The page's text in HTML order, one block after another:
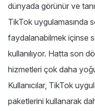
dünyada görünür ve
TikTok uygulamasında
faydalanabilmek içinse
kullanılıyor. Hatta son
hizmetleri çok daha
Kullanıcılar, TikTok
paketlerini kullanarak